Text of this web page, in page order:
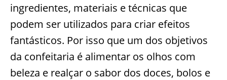
ingredientes, materiais e técnicas que
podem ser utilizados para criar efeitos
fantásticos. Por isso que um dos objetivos
da confeitaria é alimentar os olhos com
beleza e realçar o sabor dos doces, bolos e